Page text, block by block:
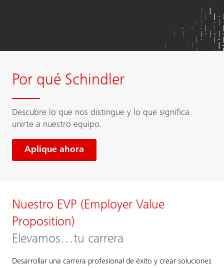
Por qué Schindler
Descubre lo que nos distingue y lo que significa
unirte a nuestro equipo.
Aplique ahora
Nuestro EVP (Employer Value
Proposition)
Elevamos…tu carrera
Desarrollar una carrera profesional de éxito y crear soluciones